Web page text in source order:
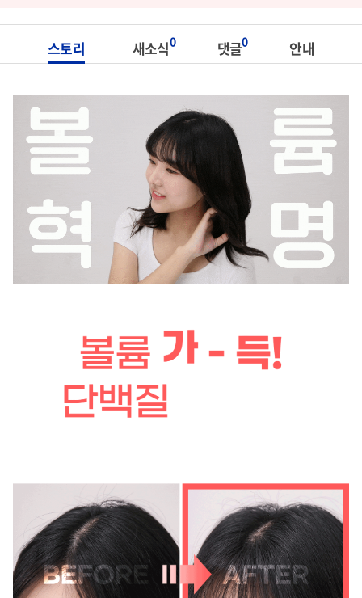
스토리 새소식0 댓글0 안내